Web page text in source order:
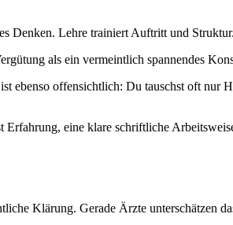
Denken. Lehre trainiert Auftritt und
als ein vermeintlich spannendes
ebenso offensichtlich: Du tauschst oft
eine klare schriftliche
Klärung. Gerade Ärzte unterschätzen